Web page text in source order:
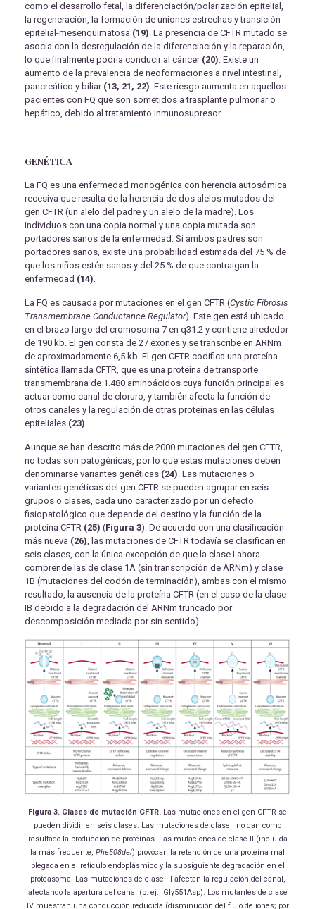
como el desarrollo fetal, la diferenciación/polarización epitelial,
la regeneración, la formación de uniones estrechas y transición
epitelial-mesenquimatosa (19). La presencia de CFTR mutado se
asocia con la desregulación de la diferenciación y la reparación,
lo que finalmente podría conducir al cáncer (20). Existe un
aumento de la prevalencia de neoformaciones a nivel intestinal,
pancreático y biliar (13, 21, 22). Este riesgo aumenta en aquellos
pacientes con FQ que son sometidos a trasplante pulmonar o
hepático, debido al tratamiento inmunosupresor.
GENÉTICA
La FQ es una enfermedad monogénica con herencia autosómica
recesiva que resulta de la herencia de dos alelos mutados del
gen CFTR (un alelo del padre y un alelo de la madre). Los
individuos con una copia normal y una copia mutada son
portadores sanos de la enfermedad. Si ambos padres son
portadores sanos, existe una probabilidad estimada del 75 % de
que los niños estén sanos y del 25 % de que contraigan la
enfermedad (14).
La FQ es causada por mutaciones en el gen CFTR (Cystic Fibrosis
Transmembrane Conductance Regulator). Este gen está ubicado
en el brazo largo del cromosoma 7 en q31.2 y contiene alrededor
de 190 kb. El gen consta de 27 exones y se transcribe en ARNm
de aproximadamente 6,5 kb. El gen CFTR codifica una proteína
sintética llamada CFTR, que es una proteína de transporte
transmembrana de 1.480 aminoácidos cuya función principal es
actuar como canal de cloruro, y también afecta la función de
otros canales y la regulación de otras proteínas en las células
epiteliales (23).
Aunque se han descrito más de 2000 mutaciones del gen CFTR,
no todas son patogénicas, por lo que estas mutaciones deben
denominarse variantes genéticas (24). Las mutaciones o
variantes genéticas del gen CFTR se pueden agrupar en seis
grupos o clases, cada uno caracterizado por un defecto
fisiopatológico que depende del destino y la función de la
proteína CFTR (25) (Figura 3). De acuerdo con una clasificación
más nueva (26), las mutaciones de CFTR todavía se clasifican en
seis clases, con la única excepción de que la clase I ahora
comprende las de clase 1A (sin transcripción de ARNm) y clase
1B (mutaciones del codón de terminación), ambas con el mismo
resultado, la ausencia de la proteína CFTR (en el caso de la clase
IB debido a la degradación del ARNm truncado por
descomposición mediada por sin sentido).
Figura 3. Clases de mutación CFTR. Las mutaciones en el gen CFTR se
pueden dividir en seis clases. Las mutaciones de clase I no dan como
resultado la producción de proteínas. Las mutaciones de clase II (incluida
la más frecuente, Phe508del) provocan la retención de una proteína mal
plegada en el retículo endoplásmico y la subsiguiente degradación en el
proteasoma. Las mutaciones de clase III afectan la regulación del canal,
afectando la apertura del canal (p. ej., Gly551Asp). Los mutantes de clase
IV muestran una conducción reducida (disminución del flujo de iones; por